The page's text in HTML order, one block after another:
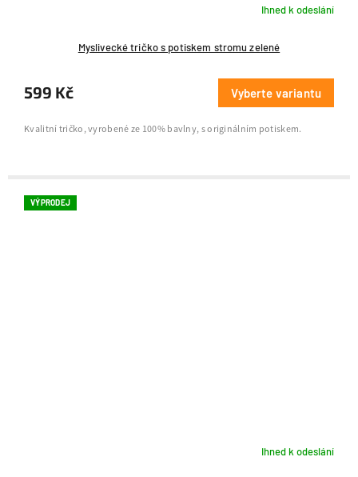
Myslivecké tričko s potiskem stromu zelené
Ihned k odeslání
599 Kč Vyberte variantu
Kvalitní tričko, vyrobené ze 100% bavlny, s originálním potiskem.
VÝPRODEJ
Ihned k odeslání